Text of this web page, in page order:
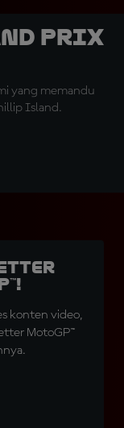
Prix
yang memandu
Island.
konten video,
MotoGP™